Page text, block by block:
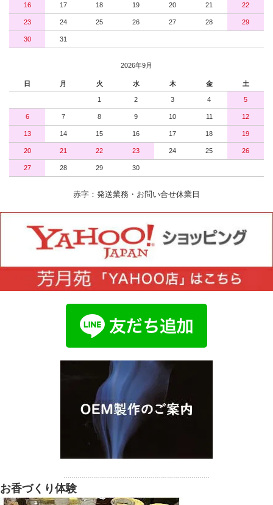
16 17 18 19 20 21 22
23 24 25 26 27 28 29
30 31
2026年9月
日 月 火 水 木 金 土
1 2 3 4 5
6 7 8 9 10 11 12
13 14 15 16 17 18 19
20 21 22 23 24 25 26
27 28 29 30
赤字：発送業務・お問い合せ休業日
お香づくり体験